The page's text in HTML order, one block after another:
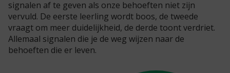
signalen af te geven als onze behoeften niet zijn
vervuld. De eerste leerling wordt boos, de tweede
vraagt om meer duidelijkheid, de derde toont verdriet.
Allemaal signalen die je de weg wijzen naar de
behoeften die er leven.